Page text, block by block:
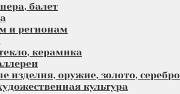
балет
и регионам
керамика
изделия, оружие, золото, серебро
культура